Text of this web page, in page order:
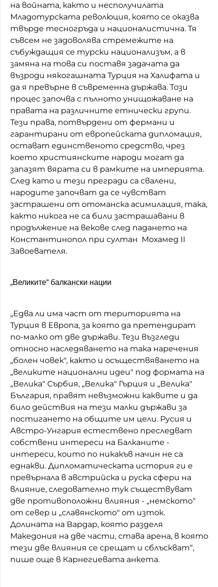
на войната, както и несполучилата
Младотурската революция, която се оказва
твърде тесногръда и националистична. Тя
съвсем не задоволява стремежите на
събуждащия се турски национализъм, а в
замяна на това си поставя задачата да
възроди някогашната Турция на Халифата и
да я превърне в съвременна държава. Този
процес започва с пълното унищожаване на
правата на различните етнически групи.
Тези права, потвърдени от фермани и
гарантирани от европейската дипломация,
остават единственото средство, чрез
което християнските народи могат да
запазят вярата си в рамките на империята.
След като и тези прегради са свалени,
народите започват да се чувстват
застрашени от отоманска асимилация, така,
както никога не са били застрашавани в
продължение на векове след падането на
Константинопол при султан Мохамед II
Завоевателя.
„Великите“ балкански нации
„Едва ли има част от територията на
Турция в Европа, за която да претендират
по-малко от две държави. Тези възгледи
относно наследяването на така наречения
„болен човек", както и осъществяването на
„великите национални идеи" под формата на
„Велика" Сърбия, „Велика" Гърция и „Велика"
България, правят невъзможни каквите и да
било действия на тези малки държави за
постигането на общите им цели. Русия и
Австро-Унгария естествено преследват
собствени интереси на Балканите -
интереси, които по никакъв начин не са
еднакви. Дипломатическата история ги е
превърнала в австрийска и руска сфери на
влияние, следователно тук съществуват
две противоположни влияния - „немското"
от север и „славянското" от изток.
Долината на Вардар, която разделя
Македония на две части, става арена, в която
тези две влияния се срещат и сблъскват“,
пише още в Карнегиевата анкета.